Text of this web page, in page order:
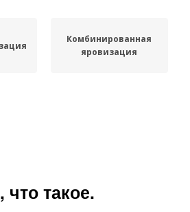
Комбинированная
яровизация
такое.